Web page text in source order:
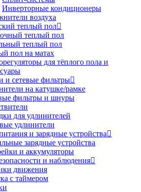
Инверторные кондиционеры
воздуха
теплый пол
теплый пол
теплый пол
пол на матах
для тёплого пола и
и сетевые фильтры
на катушке/рамке
фильтры и шнуры
для удлинителей
удлинители
и зарядные устройства
зарядные устройства
и аккумуляторы
и наблюдения
движения
с таймером